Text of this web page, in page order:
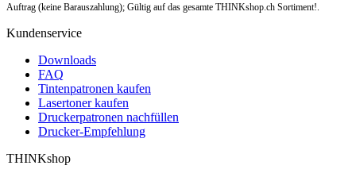
Auftrag (keine Barauszahlung); Gültig auf das gesamte THINKshop.ch Sortiment!.
Kundenservice
Downloads
FAQ
Tintenpatronen kaufen
Lasertoner kaufen
Druckerpatronen nachfüllen
Drucker-Empfehlung
THINKshop